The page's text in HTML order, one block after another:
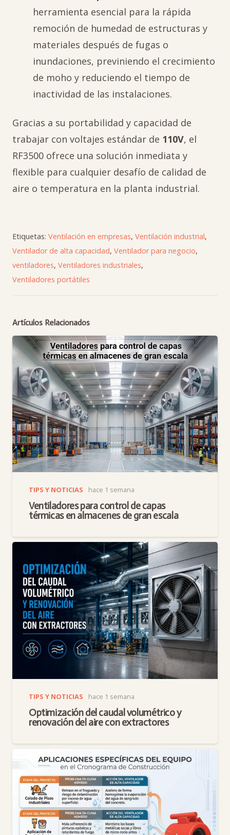
herramienta esencial para la rápida
remoción de humedad de estructuras y
materiales después de fugas o
inundaciones, previniendo el crecimiento
de moho y reduciendo el tiempo de
inactividad de las instalaciones.
Gracias a su portabilidad y capacidad de
trabajar con voltajes estándar de 110V, el
RF3500 ofrece una solución inmediata y
flexible para cualquier desafío de calidad de
aire o temperatura en la planta industrial.
Etiquetas: Ventilación en empresas, Ventilación industrial,
Ventilador de alta capacidad, Ventilador para negocio,
ventiladores, Ventiladores industriales,
Ventiladores portátiles
Artículos Relacionados
TIPS Y NOTICIAS hace 1 semana
Ventiladores para control de capas
térmicas en almacenes de gran escala
TIPS Y NOTICIAS hace 1 semana
Optimización del caudal volumétrico y
renovación del aire con extractores